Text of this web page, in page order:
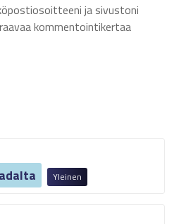
Yleinen
ja sivustoni
kommentointikertaa